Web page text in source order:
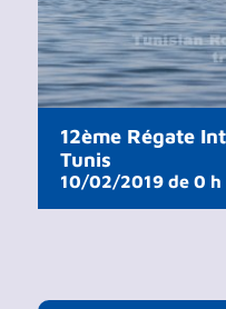
12ème Régate
Tunis
10/02/2019 de 0